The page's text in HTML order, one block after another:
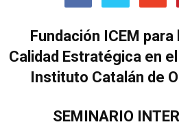
Fundación ICEM
Calidad Estratégica en
Instituto Catalán de
SEMINARIO